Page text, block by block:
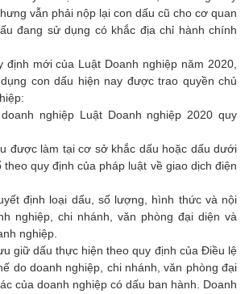
vẫn phải nộp lại con dấu cũ cho cơ quan
đang sử dụng có khắc địa chỉ hành chính
định mới của Luật Doanh nghiệp năm 2020,
con dấu hiện nay được trao quyền chủ
nghiệp Luật Doanh nghiệp 2020 quy
được làm tại cơ sở khắc dấu hoặc dấu dưới
quy định của pháp luật về giao dịch điện
định loại dấu, số lượng, hình thức và nội
nghiệp, chi nhánh, văn phòng đại diện và
nghiệp.
giữ dấu thực hiện theo quy định của Điều lệ
do doanh nghiệp, chi nhánh, văn phòng đại
của doanh nghiệp có dấu ban hành. Doanh